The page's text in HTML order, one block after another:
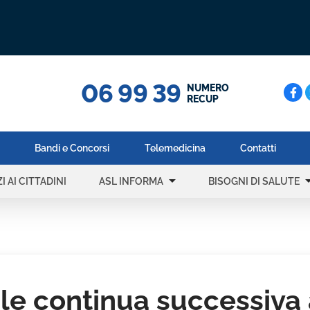
06 99 39
NUMERO
RECUP
Bandi e Concorsi Telemedicina Contatti
AI CITTADINI ASL INFORMA arrow_drop_down BISOGNI DI SALUTE
continua